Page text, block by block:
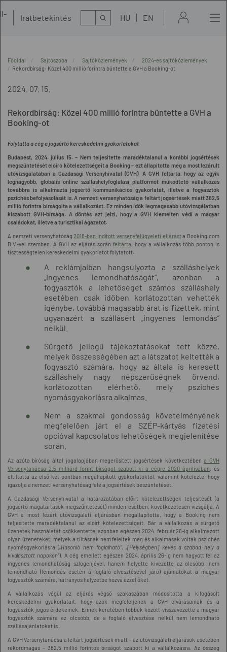
Iratbetekintés Kereső HU EN
Főoldal Sajtószoba Sajtóközlemények
2024-es sajtóközlemények
Rekordbírság: Közel 400 millió forintra büntette a GVH a Booking-ot
2024. 07. 15.
Rekordbírság: Közel 400 millió forintra büntette a GVH a
Booking-ot
Folytatta a cég a jogsértő kereskedelmi gyakorlatokat
Budapest, 2024. július 15. – Nem teljesítette maradéktalanul a korábbi jogsértések
megszüntetését előíró kötelezettségeit a Booking – ezt állapította meg a most lezárult
utóvizsgálatában a Gazdasági Versenyhivatal (GVH). A GVH feltárta, hogy az egyik
legnagyobb, globális online szálláshelyfoglalási platformot működtető vállalkozás
továbbra is alkalmazta jogsértő kommunikációs gyakorlatát, illetve a fogyasztók
pszichés befolyásolását is. A nemzeti versenyhatóság a feltárt jogsértések miatt 382,5
millió forintra bírságolta a vállalkozást. Ez minden idők legmagasabb utóvizsgálatban
kiszabott GVH-bírsága. A döntés azt jelzi, hogy a GVH kiemelten védi a magyar
családokat, illetve a turisztikai ágazatot.
A nemzeti versenyhatóság2018-ban indított versenyfelügyeleti eljárásta Booking.com
B.V.-vel szemben. A GVH az eljárás során feltárta, hogy a vállalkozás több ponton is
tisztességtelen kereskedelmi gyakorlatot folytatott:
A reklámjaiban hangsúlyozta a szálláshelyek
„ingyenes lemondhatóságát”, azonban a
fogyasztók a lehetőséget számos szálláshely
esetében csak időben korlátozottan vehették
igénybe, továbbá magasabb árat is fizettek, mint
ugyanazért a szállásért „ingyenes lemondás”
nélkül.
Sürgető jellegű tájékoztatásokat tett közzé,
melyek összességében azt a látszatot keltették a
fogyasztó számára, hogy az általa is keresett
szálláshely nagy népszerűségnek örvend,
korlátozottan elérhető, mely pszichés
nyomásgyakorlásra alkalmas.
Nem a szakmai gondosság követelményének
megfelelően járt el a SZÉP-kártyás fizetési
opcióval kapcsolatos lehetőségek megjelenítése
során.
Az azóta bíróság által jogalapjában megerősített jogsértések következtébena GVH
Versenytanácsa 2,5 milliárd forint bírságot szabott ki a cégre 2020 áprilisában, és
eltiltotta az első két pontban megállapított gyakorlatoktól, valamint kötelezte, hogy
igazolja a nemzeti versenyhatóság felé a jogsértések beszüntetését.
A Gazdasági Versenyhivatal a határozatában előírt kötelezettségek teljesítését (a
jogsértő magatartások megszűntetését) minden esetben, következetesen vizsgálja. A
GVH a most lezárt utóvizsgálati eljárásban megállapította, hogy a Booking nem
teljesítette maradéktalanul az előírt kötelezettségeit. Bár a vállalkozás a sürgető
üzenetek használatát csökkentette, azonban egészen 2024. február 26-ig alkalmazott
olyan üzeneteket, melyek a tiltásnak nem feleltek meg és alkalmasak voltak pszichés
nyomásgyakorlásra („Hasonló nem foglalható”, „[Helységben] kevés a szabad hely a
kiválasztott napokon”). A cég emellett egészen 2024. április 26-ig nem hagyott fel az
ingyenes lemondhatóság szlogenjével, hanem helyette kivezette az olcsóbb, nem
lemondható (lemondás esetén a foglaló elvesztésével járó) ajánlatokat a magyar
fogyasztók számára, hátrányos helyzetbe hozva ezzel őket.
A vállalkozás végül az eljárás végső szakaszában módosította a kifogásolt
kereskedelmi gyakorlatait, hogy azok megfeleljenek a GVH elvárásainak és a
fogyasztók jogos érdekeinek. Ennek keretében többek között visszavezette a magyar
fogyasztók számára az olcsóbb, de a foglaló elvesztése nélkül nem lemondható
szállásajánlatokat is.
A GVH Versenytanácsa a feltárt jogsértések miatt – az utóvizsgálati eljárások esetében
rekordmagas – 382,5 millió forintos bírságot szabott ki a vállalkozásra. Az összeg